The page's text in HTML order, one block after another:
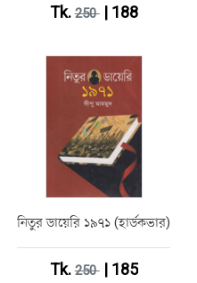
Tk.250| 188
নিতুর ডায়েরি ১৯৭১ (হার্ডকভার)
Tk.250| 185